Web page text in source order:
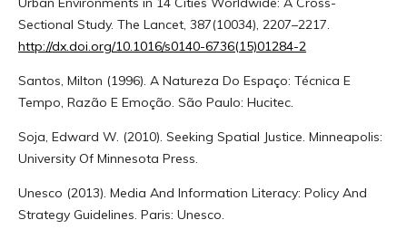
Sectional Study. The Lancet, 387(10034), 2207–2217.
http://dx.doi.org/10.1016/s0140-6736(15)01284-2
Santos, Milton (1996). A Natureza Do Espaço: Técnica E
Tempo, Razão E Emoção. São Paulo: Hucitec.
Soja, Edward W. (2010). Seeking Spatial Justice. Minneapolis:
University Of Minnesota Press.
Unesco (2013). Media And Information Literacy: Policy And
Strategy Guidelines. Paris: Unesco.